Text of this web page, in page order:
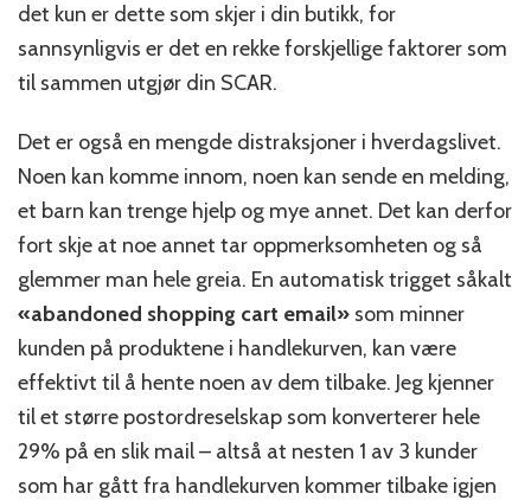
det kun er dette som skjer i din butikk, for
sannsynligvis er det en rekke forskjellige faktorer som
til sammen utgjør din SCAR.
Det er også en mengde distraksjoner i hverdagslivet.
Noen kan komme innom, noen kan sende en melding,
et barn kan trenge hjelp og mye annet. Det kan derfor
fort skje at noe annet tar oppmerksomheten og så
glemmer man hele greia. En automatisk trigget såkalt
«abandoned shopping cart email» som minner
kunden på produktene i handlekurven, kan være
effektivt til å hente noen av dem tilbake. Jeg kjenner
til et større postordreselskap som konverterer hele
29% på en slik mail – altså at nesten 1 av 3 kunder
som har gått fra handlekurven kommer tilbake igjen